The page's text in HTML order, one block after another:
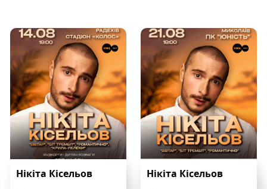
Нікіта Кісельов Нікіта Кісельов